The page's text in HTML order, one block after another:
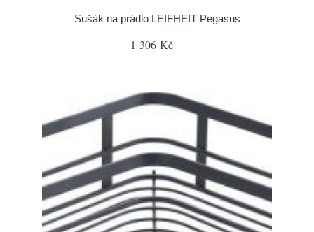
Sušák na prádlo LEIFHEIT Pegasus
1 306 Kč